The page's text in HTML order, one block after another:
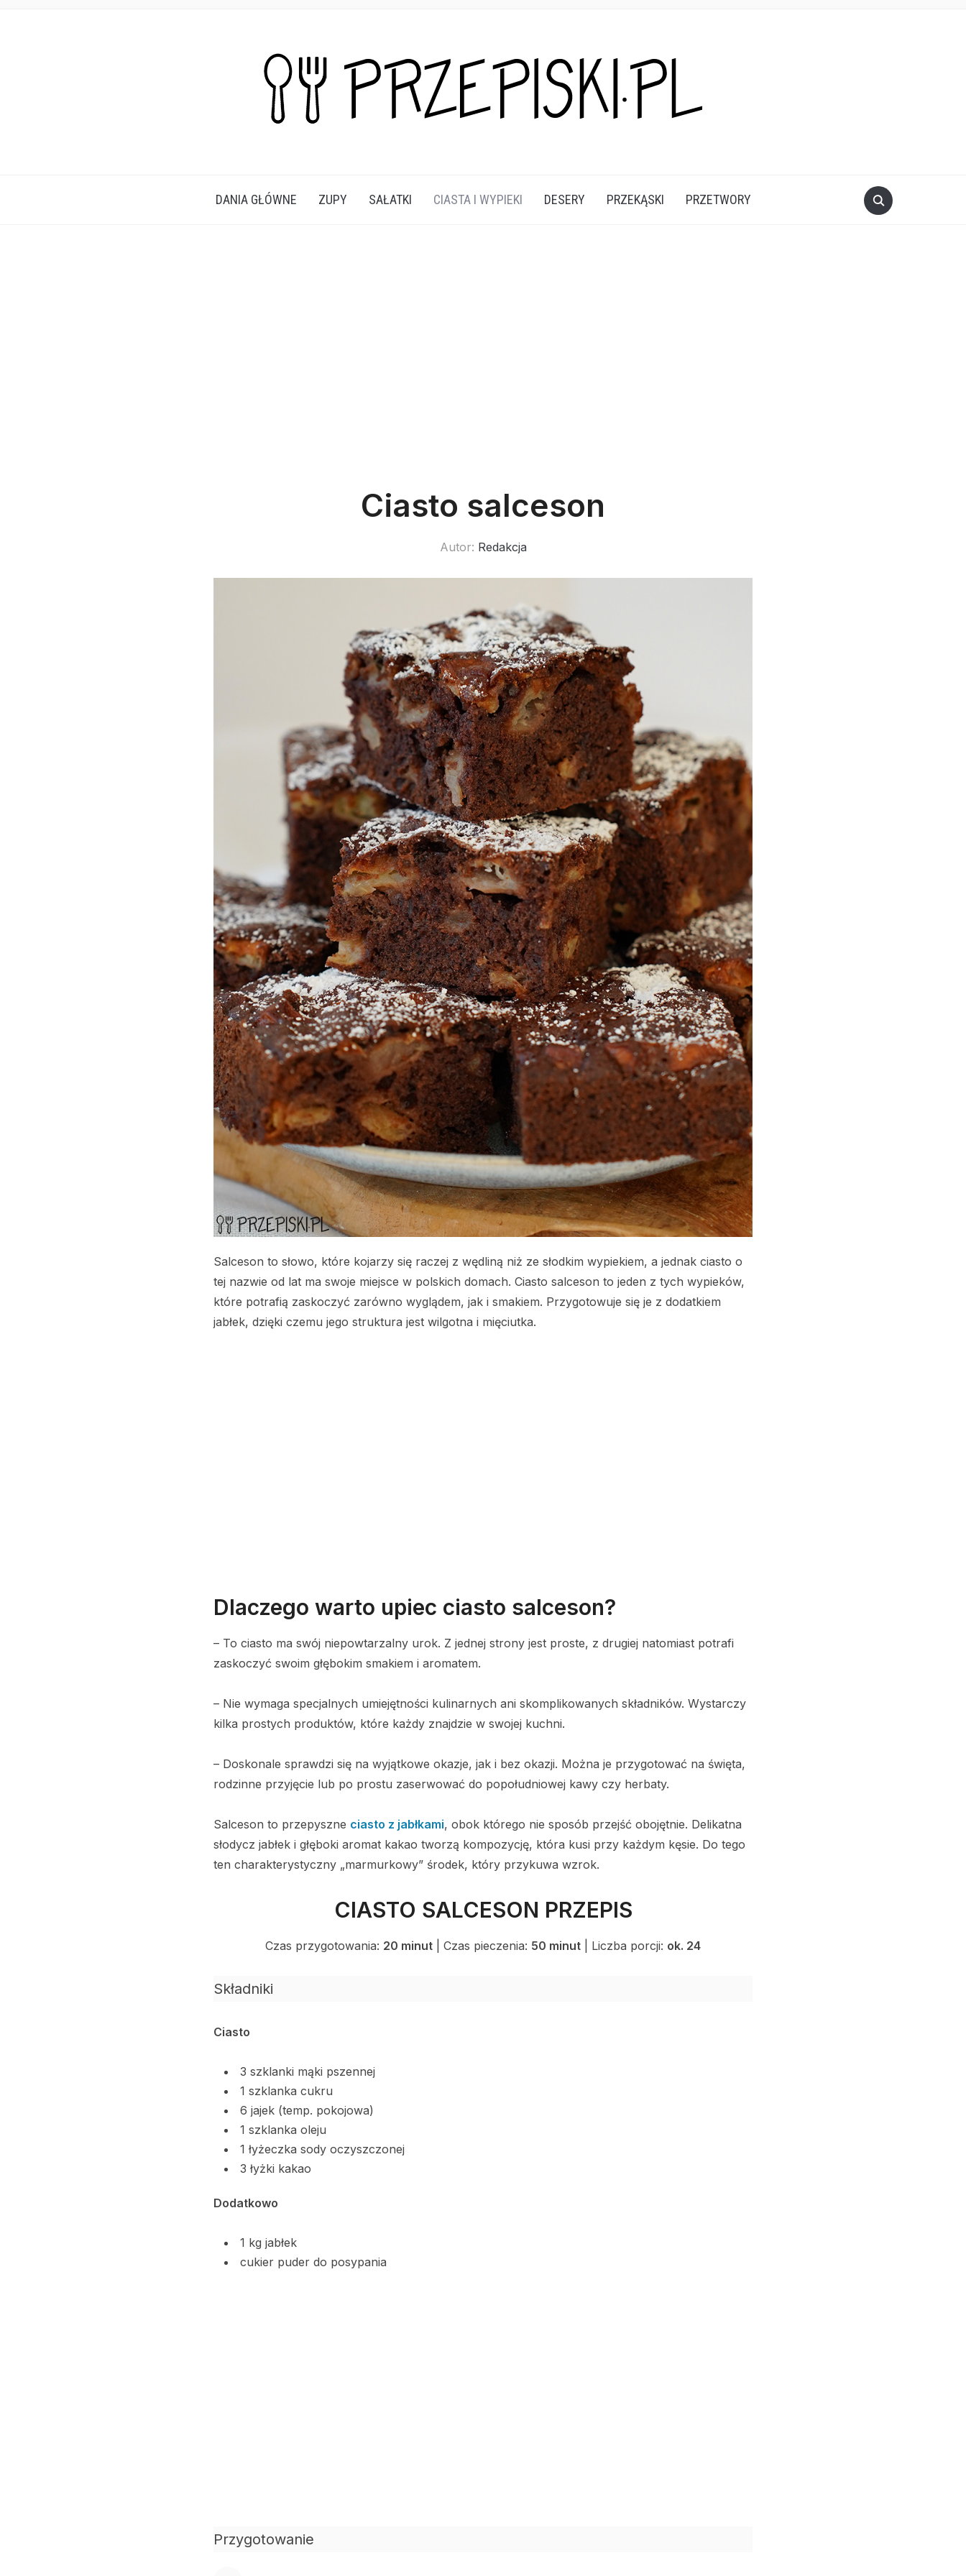
DANIA GŁÓWNE ZUPY SAŁATKI CIASTA I WYPIEKI DESERY PRZEKĄSKI PRZETWORY
Ciasto salceson
Autor: Redakcja
Salceson to słowo, które kojarzy się raczej z wędliną niż ze słodkim wypiekiem, a jednak ciasto o
tej nazwie od lat ma swoje miejsce w polskich domach. Ciasto salceson to jeden z tych wypieków,
które potrafią zaskoczyć zarówno wyglądem, jak i smakiem. Przygotowuje się je z dodatkiem
jabłek, dzięki czemu jego struktura jest wilgotna i mięciutka.
Dlaczego warto upiec ciasto salceson?
– To ciasto ma swój niepowtarzalny urok. Z jednej strony jest proste, z drugiej natomiast potrafi
zaskoczyć swoim głębokim smakiem i aromatem.
– Nie wymaga specjalnych umiejętności kulinarnych ani skomplikowanych składników. Wystarczy
kilka prostych produktów, które każdy znajdzie w swojej kuchni.
– Doskonale sprawdzi się na wyjątkowe okazje, jak i bez okazji. Można je przygotować na święta,
rodzinne przyjęcie lub po prostu zaserwować do popołudniowej kawy czy herbaty.
Salceson to przepyszne ciasto z jabłkami, obok którego nie sposób przejść obojętnie. Delikatna
słodycz jabłek i głęboki aromat kakao tworzą kompozycję, która kusi przy każdym kęsie. Do tego
ten charakterystyczny „marmurkowy” środek, który przykuwa wzrok.
CIASTO SALCESON PRZEPIS
Czas przygotowania: 20 minut | Czas pieczenia: 50 minut | Liczba porcji: ok. 24
Składniki
Ciasto
3 szklanki mąki pszennej
1 szklanka cukru
6 jajek (temp. pokojowa)
1 szklanka oleju
1 łyżeczka sody oczyszczonej
3 łyżki kakao
Dodatkowo
1 kg jabłek
cukier puder do posypania
Przygotowanie